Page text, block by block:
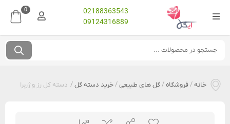
02188363543
09124316889
0
خانه/فروشگاه/گل های طبیعی/خرید دسته گل/ دسته کل رز و ژربرا